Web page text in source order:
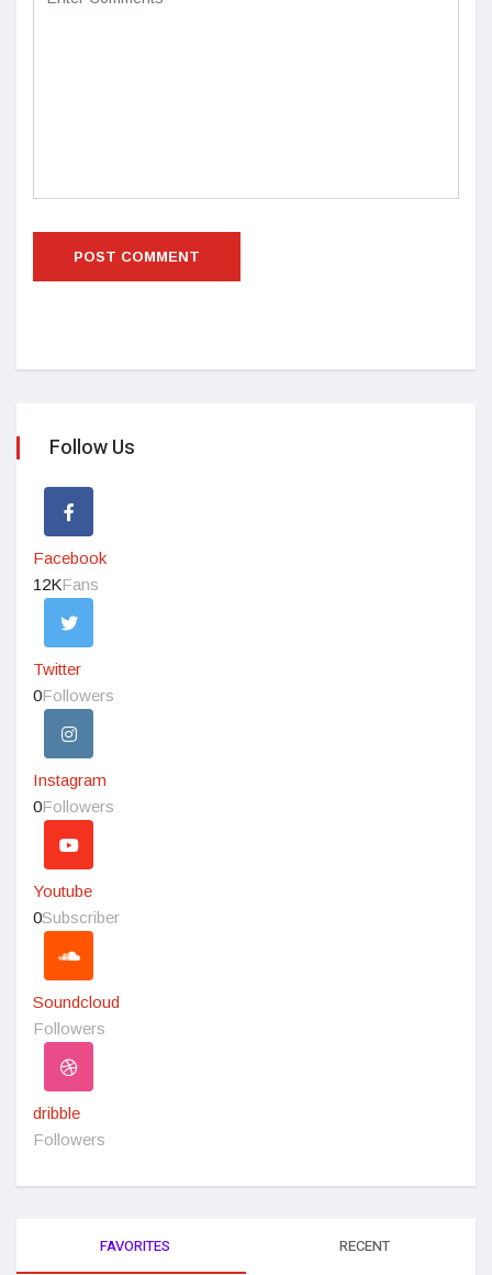
Follow Us
Facebook
12KFans
Twitter
0Followers
Instagram
0Followers
Youtube
0Subscriber
Soundcloud
Followers
dribble
Followers
FAVORITES RECENT